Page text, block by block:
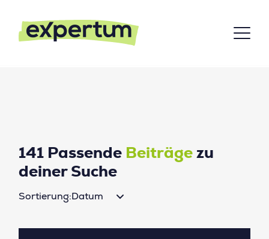
141 Passende Beiträge zu
deiner Suche
Sortierung:Datum